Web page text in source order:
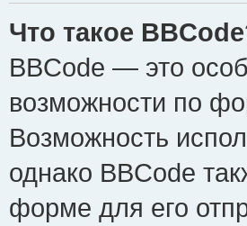
Что такое
BBCode — это
возможности по
Возможность
однако BBCode
форме для его